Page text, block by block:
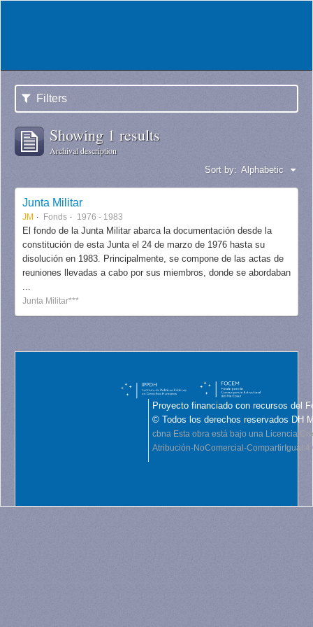
Filters
Showing 1 results
Archival description
Sort by: Alphabetic
Junta Militar
JM Fonds 1976 - 1983
El fondo de la Junta Militar abarca la documentación desde la
constitución de esta Junta el 24 de marzo de 1976 hasta su
disolución en 1983. Principalmente, se compone de las actas de
reuniones llevadas a cabo por sus miembros, donde se abordaban
...
Junta Militar***
Proyecto financiado con recursos del
© Todos los derechos reservados DH
cbna Esta obra está bajo una Licencia
Atribución-NoComercial-CompartirIgual